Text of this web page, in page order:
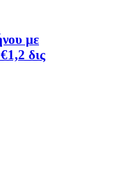
με
δις